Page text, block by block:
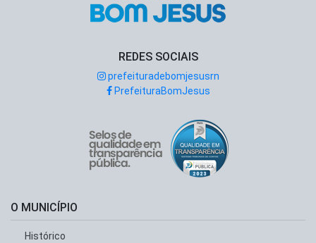
REDES SOCIAIS
prefeituradebomjesusrn
PrefeituraBomJesus
O MUNICÍPIO
Histórico